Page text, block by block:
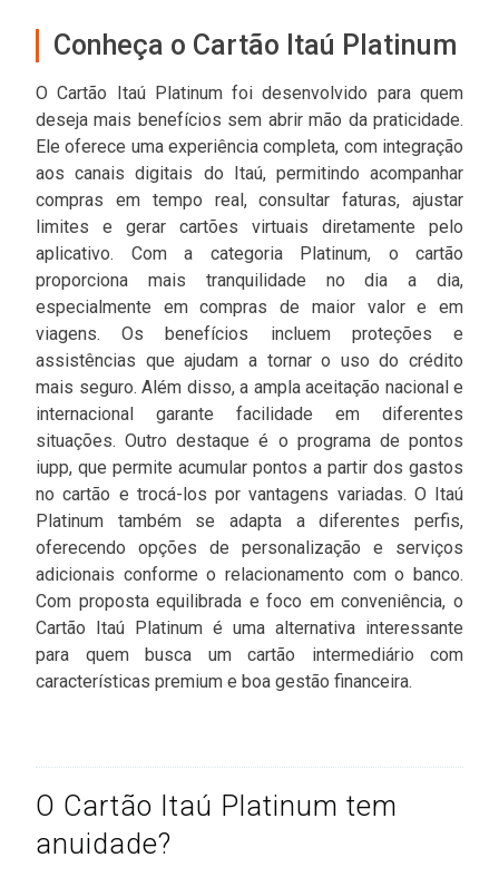
Conheça o Cartão Itaú Platinum
O Cartão Itaú Platinum foi desenvolvido para quem
deseja mais benefícios sem abrir mão da praticidade.
Ele oferece uma experiência completa, com integração
aos canais digitais do Itaú, permitindo acompanhar
compras em tempo real, consultar faturas, ajustar
limites e gerar cartões virtuais diretamente pelo
aplicativo. Com a categoria Platinum, o cartão
proporciona mais tranquilidade no dia a dia,
especialmente em compras de maior valor e em
viagens. Os benefícios incluem proteções e
assistências que ajudam a tornar o uso do crédito
mais seguro. Além disso, a ampla aceitação nacional e
internacional garante facilidade em diferentes
situações. Outro destaque é o programa de pontos
iupp, que permite acumular pontos a partir dos gastos
no cartão e trocá-los por vantagens variadas. O Itaú
Platinum também se adapta a diferentes perfis,
oferecendo opções de personalização e serviços
adicionais conforme o relacionamento com o banco.
Com proposta equilibrada e foco em conveniência, o
Cartão Itaú Platinum é uma alternativa interessante
para quem busca um cartão intermediário com
características premium e boa gestão financeira.
O Cartão Itaú Platinum tem
anuidade?